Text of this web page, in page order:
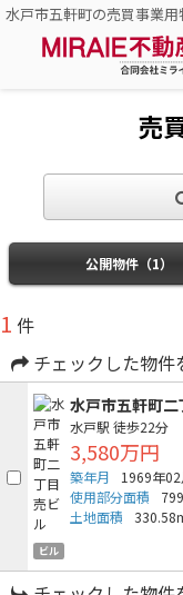
水戸市五軒町の売買事業用
売
公開物件（1）
1 件
チェックした物件
ビル
水戸市五軒町二
水戸駅 徒歩22分
3,580万円
築年月 1969年02
使用部分面積
土地面積